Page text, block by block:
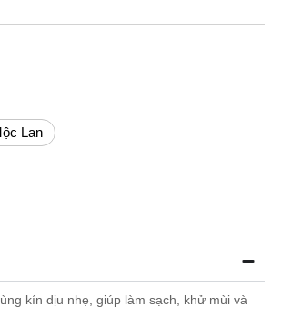
Lan
kín dịu nhẹ, giúp làm sạch, khử mùi và